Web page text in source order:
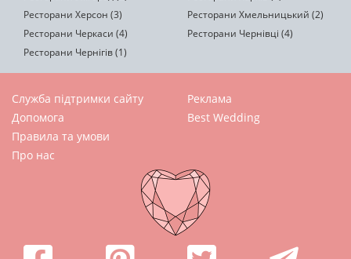
Ресторани Херсон (3)
Ресторани Хмельницький (2)
Ресторани Черкаси (4)
Ресторани Чернівці (4)
Ресторани Чернігів (1)
Служба підтримки сайту
Допомога
Правила та умови
Про нас
Реклама
Best Wedding